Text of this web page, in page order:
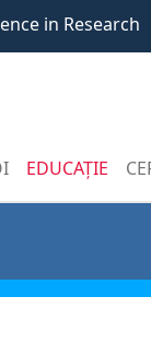
in Research
EDUCAȚIE